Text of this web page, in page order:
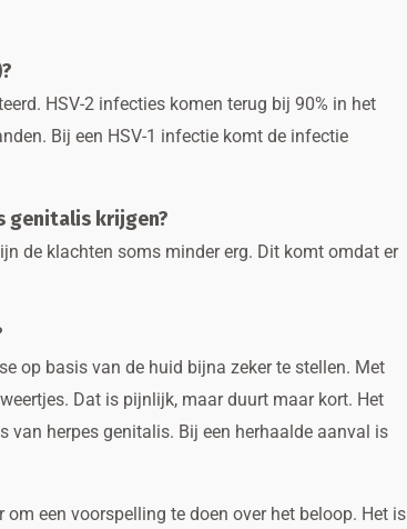
HSV-2 infecties komen terug bij 90% in het
Bij een HSV-1 infectie komt de infectie
genitalis krijgen?
de klachten soms minder erg. Dit komt omdat er
op basis van de huid bijna zeker te stellen. Met
Dat is pijnlijk, maar duurt maar kort. Het
herpes genitalis. Bij een herhaalde aanval is
een voorspelling te doen over het beloop. Het is